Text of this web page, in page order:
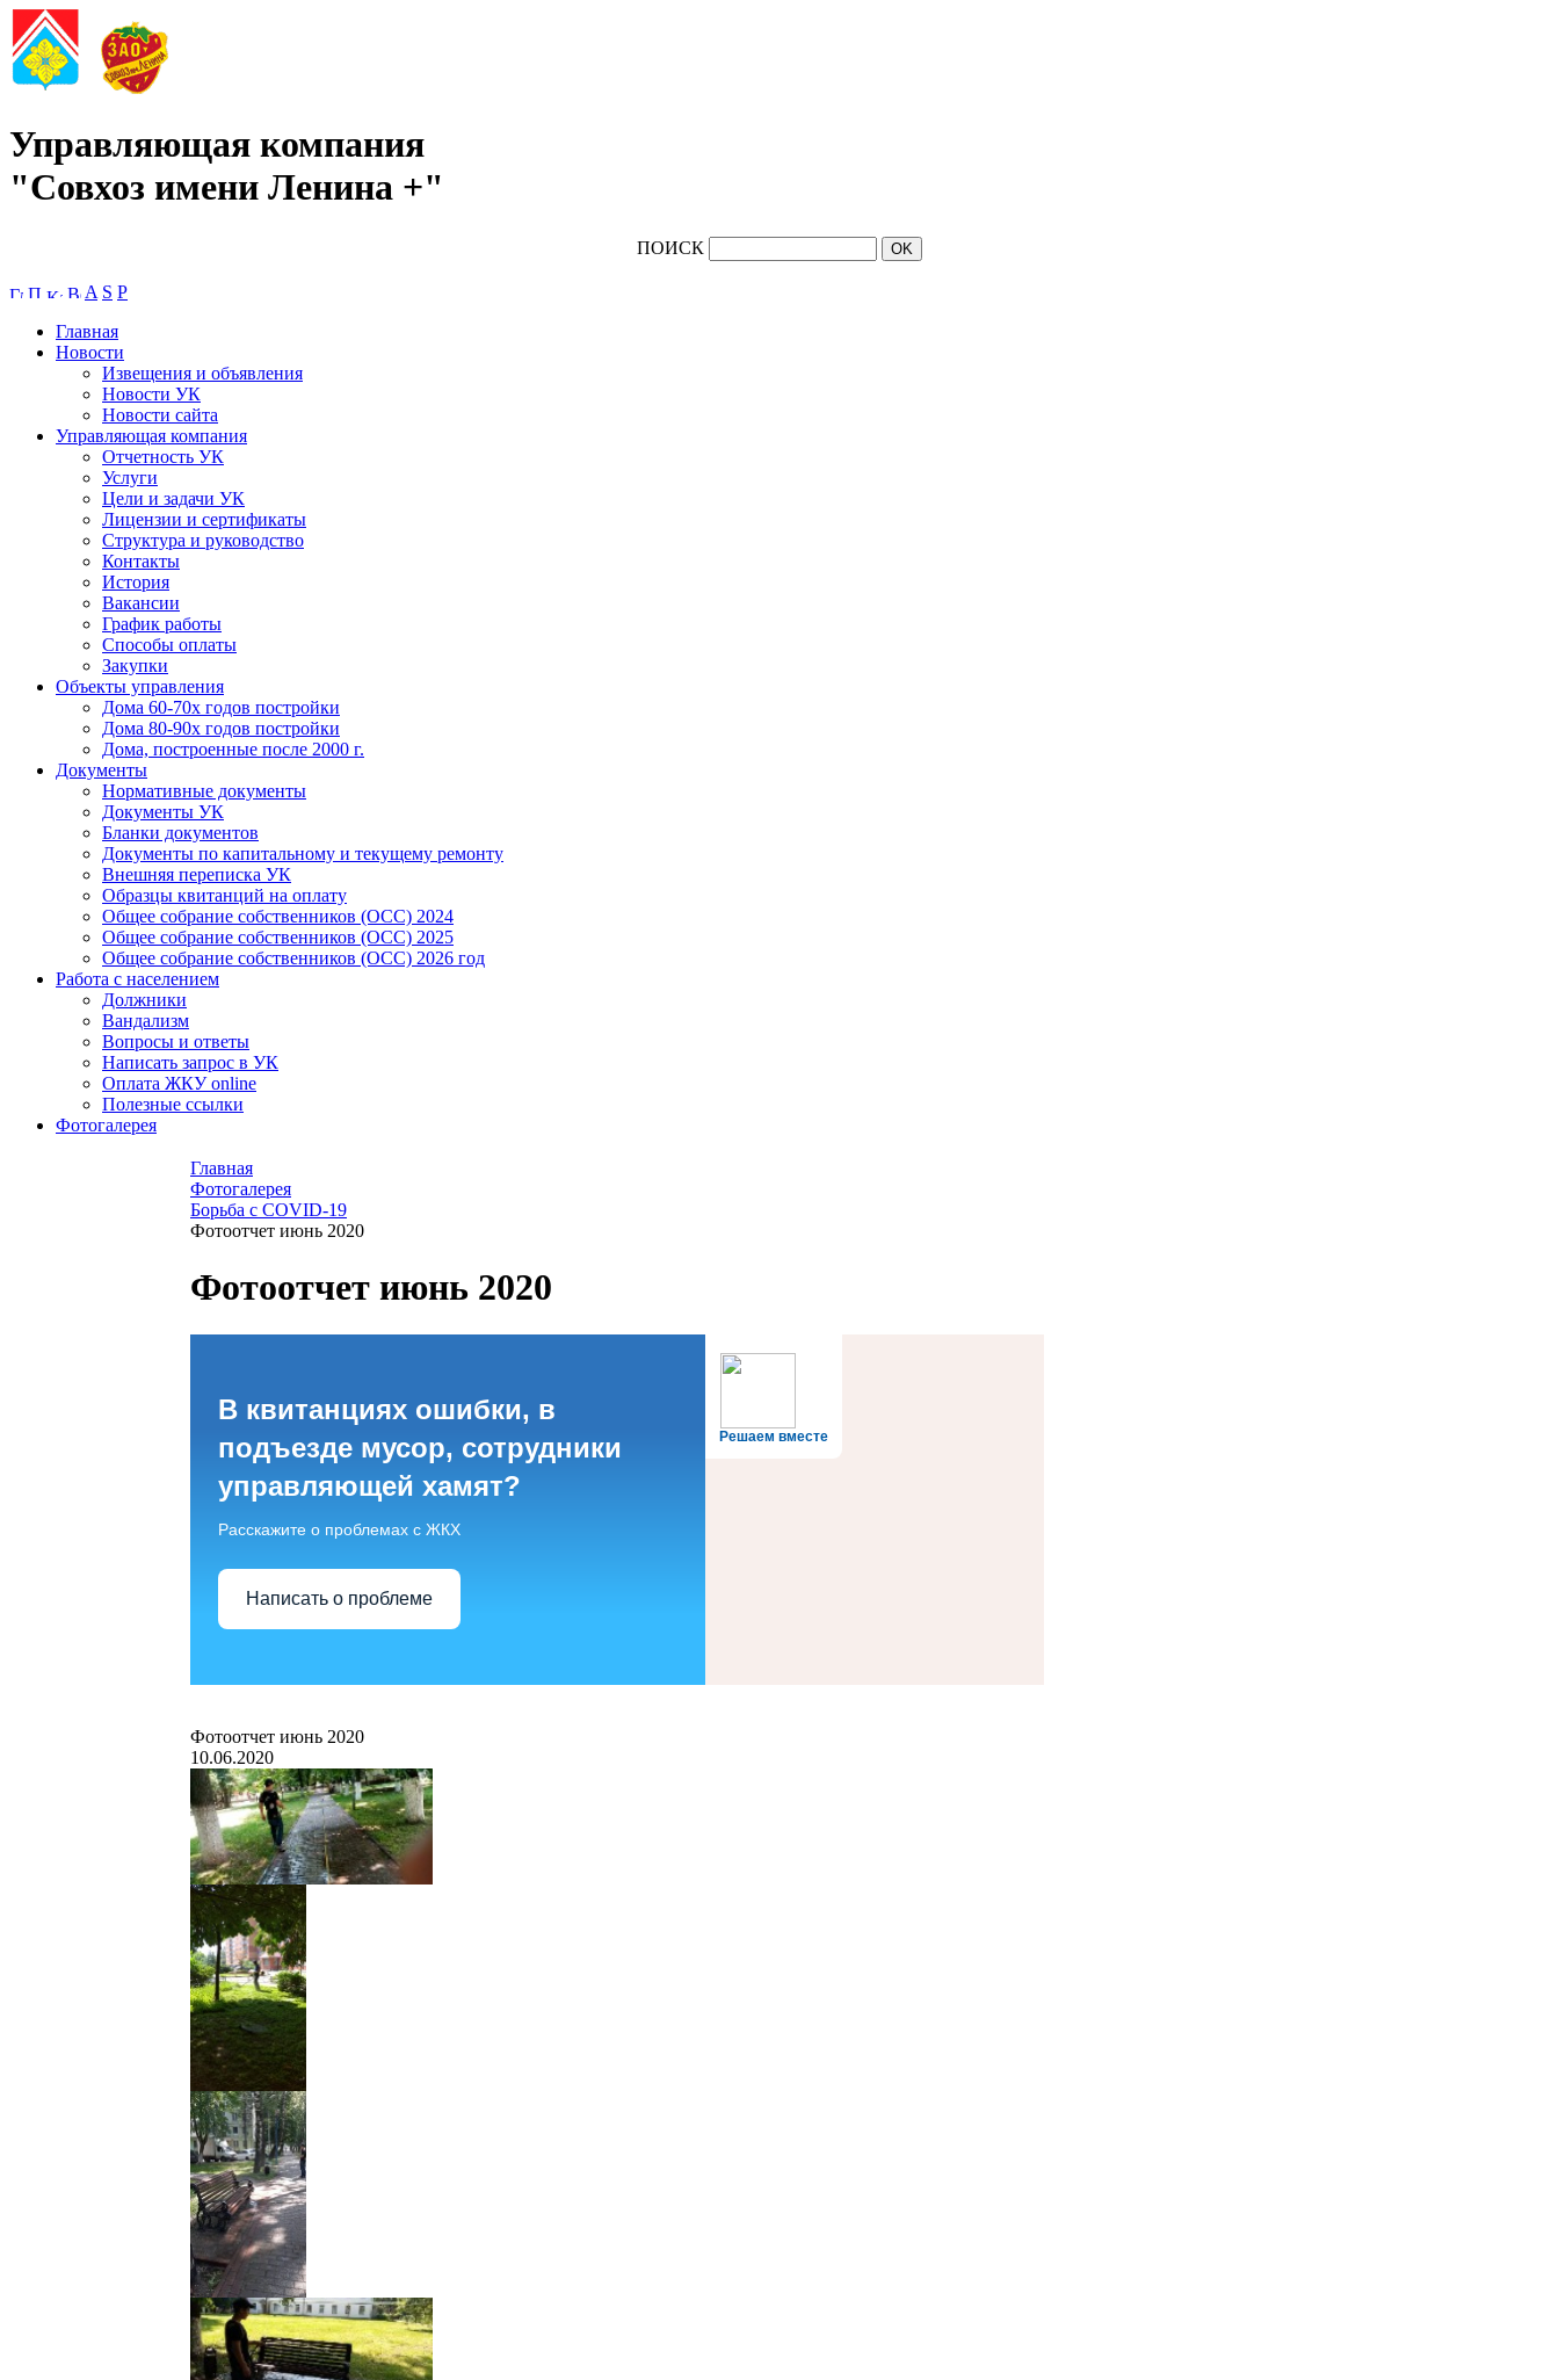
Управляющая компания
"Совхоз имени Ленина +"
ПОИСК
A S P
Главная
Новости
Извещения и объявления
Новости УК
Новости сайта
Управляющая компания
Отчетность УК
Услуги
Цели и задачи УК
Лицензии и сертификаты
Структура и руководство
Контакты
История
Вакансии
График работы
Способы оплаты
Закупки
Объекты управления
Дома 60-70х годов постройки
Дома 80-90х годов постройки
Дома, построенные после 2000 г.
Документы
Нормативные документы
Документы УК
Бланки документов
Документы по капитальному и текущему ремонту
Внешняя переписка УК
Образцы квитанций на оплату
Общее собрание собственников (ОСС) 2024
Общее собрание собственников (ОСС) 2025
Общее собрание собственников (ОСС) 2026 год
Работа с населением
Должники
Вандализм
Вопросы и ответы
Написать запрос в УК
Оплата ЖКУ online
Полезные ссылки
Фотогалерея
Главная
Фотогалерея
Борьба с COVID-19
Фотоотчет июнь 2020
Фотоотчет июнь 2020
Решаем вместе
В квитанциях ошибки, в
подъезде мусор, сотрудники
управляющей хамят?
Расскажите о проблемах с ЖКХ
Написать о проблеме
Фотоотчет июнь 2020
10.06.2020